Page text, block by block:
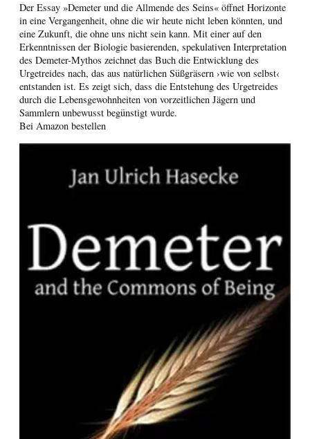
Der Essay »Demeter und die Allmende des Seins« öffnet Horizonte
in eine Vergangenheit, ohne die wir heute nicht leben könnten, und
eine Zukunft, die ohne uns nicht sein kann. Mit einer auf den
Erkenntnissen der Biologie basierenden, spekulativen Interpretation
des Demeter-Mythos zeichnet das Buch die Entwicklung des
Urgetreides nach, das aus natürlichen Süßgräsern ›wie von selbst‹
entstanden ist. Es zeigt sich, dass die Entstehung des Urgetreides
durch die Lebensgewohnheiten von vorzeitlichen Jägern und
Sammlern unbewusst begünstigt wurde.
Bei Amazon bestellen